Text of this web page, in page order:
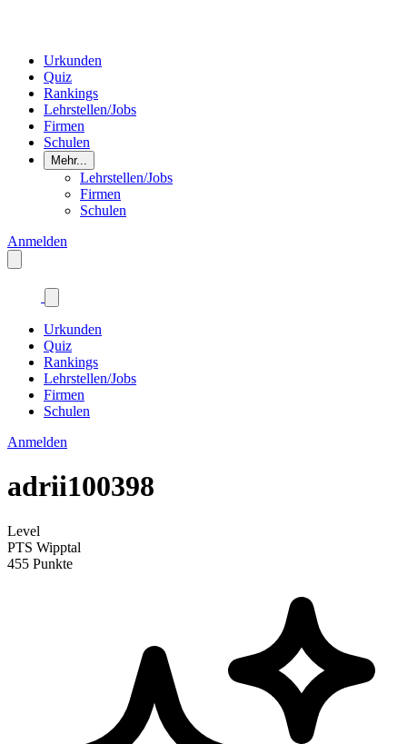
Urkunden
Quiz
Rankings
Lehrstellen/Jobs
Firmen
Schulen
Mehr...
Lehrstellen/Jobs
Firmen
Schulen
Anmelden
Urkunden
Quiz
Rankings
Lehrstellen/Jobs
Firmen
Schulen
Anmelden
adrii100398
Level
PTS Wipptal
455 Punkte